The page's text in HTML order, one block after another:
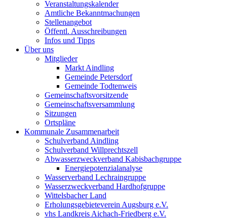
Veranstaltungskalender
Amtliche Bekanntmachungen
Stellenangebot
Öffentl. Ausschreibungen
Infos und Tipps
Über uns
Mitglieder
Markt Aindling
Gemeinde Petersdorf
Gemeinde Todtenweis
Gemeinschaftsvorsitzende
Gemeinschaftsversammlung
Sitzungen
Ortspläne
Kommunale Zusammenarbeit
Schulverband Aindling
Schulverband Willprechtszell
Abwasserzweckverband Kabisbachgruppe
Energiepotenzialanalyse
Wasserverband Lechraingruppe
Wasserzweckverband Hardhofgruppe
Wittelsbacher Land
Erholungsgebieteverein Augsburg e.V.
vhs Landkreis Aichach-Friedberg e.V.